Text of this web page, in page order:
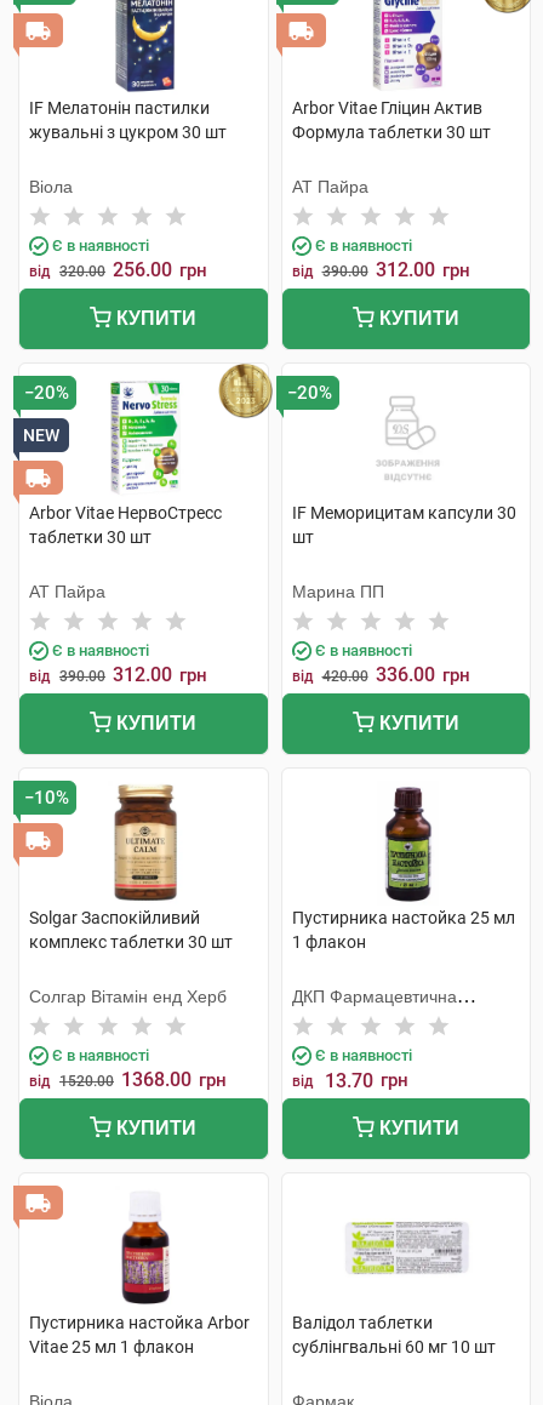
IF Мелатонін пастилки
жувальні з цукром 30 шт
Віола
Є в наявності
від 320.00 256.00 грн
КУПИТИ
Arbor Vitae Гліцин Актив
Формула таблетки 30 шт
АТ Пайра
Є в наявності
від 390.00 312.00 грн
КУПИТИ
−20%
NEW
Arbor Vitae НервоСтресс
таблетки 30 шт
АТ Пайра
Є в наявності
від 390.00 312.00 грн
КУПИТИ
−20%
IF Меморицитам капсули 30
шт
Марина ПП
Є в наявності
від 420.00 336.00 грн
КУПИТИ
−10%
Solgar Заспокійливий
комплекс таблетки 30 шт
Солгар Вітамін енд Херб
Є в наявності
від 1520.00 1368.00 грн
КУПИТИ
Пустирника настойка 25 мл
1 флакон
ДКП Фармацевтична
фабрика
Є в наявності
від 13.70 грн
КУПИТИ
Пустирника настойка Arbor
Vitae 25 мл 1 флакон
Валідол таблетки
сублінгвальні 60 мг 10 шт